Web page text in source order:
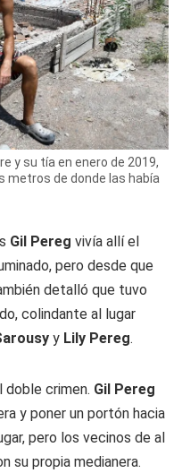
y su tía en enero de 2019,
metros de donde las había
Gil Pereg vivía allí el
pero desde que
detalló que tuvo
colindante al lugar
y Lily Pereg.
doble crimen. Gil Pereg
y poner un portón hacia
pero los vecinos de al
su propia medianera.